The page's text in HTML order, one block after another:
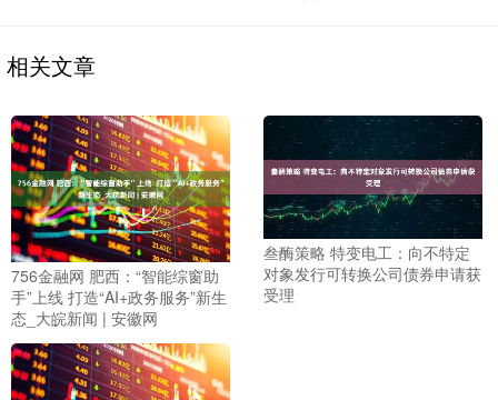
相关文章
756金融网 肥西：“智能综窗助
手”上线 打造“AI+政务服务”新生
态_大皖新闻 | 安徽网
叁酶策略 特变电工：向不特定
对象发行可转换公司债券申请获
受理